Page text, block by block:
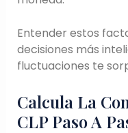
Entender estos
decisiones más
fluctuaciones te
Calcula La
CLP Paso A